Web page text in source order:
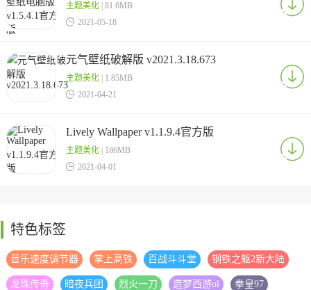
主题美化| 81.6MB
 2021-05-18
元气壁纸破解版 v2021.3.18.673
主题美化| 1.85MB
 2021-04-21
Lively Wallpaper v1.1.9.4官方版
主题美化| 186MB
 2021-04-01
特色标签
音乐速度调节器 掌上高铁 百战斗斗堂 钢铁之躯2新大陆
龙珠传奇 暗夜兵团 烈火一刀 造梦西游ol 拳皇97